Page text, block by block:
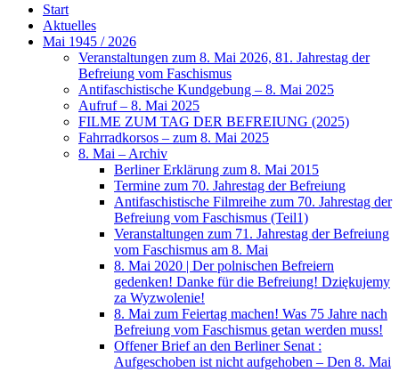
Start
Aktuelles
Mai 1945 / 2026
Veranstaltungen zum 8. Mai 2026, 81. Jahrestag der
Befreiung vom Faschismus
Antifaschistische Kundgebung – 8. Mai 2025
Aufruf – 8. Mai 2025
FILME ZUM TAG DER BEFREIUNG (2025)
Fahrradkorsos – zum 8. Mai 2025
8. Mai – Archiv
Berliner Erklärung zum 8. Mai 2015
Termine zum 70. Jahrestag der Befreiung
Antifaschistische Filmreihe zum 70. Jahrestag der
Befreiung vom Faschismus (Teil1)
Veranstaltungen zum 71. Jahrestag der Befreiung
vom Faschismus am 8. Mai
8. Mai 2020 | Der polnischen Befreiern
gedenken! Danke für die Befreiung! Dziękujemy
za Wyzwolenie!
8. Mai zum Feiertag machen! Was 75 Jahre nach
Befreiung vom Faschismus getan werden muss!
Offener Brief an den Berliner Senat :
Aufgeschoben ist nicht aufgehoben – Den 8. Mai